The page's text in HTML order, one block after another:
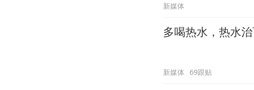
新媒体
多喝热水，热水治
新媒体 69跟贴